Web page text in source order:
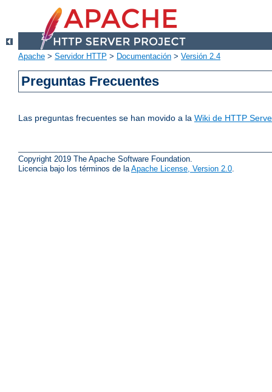
Apache > Servidor HTTP > Documentación > Versión 2.4
Preguntas Frecuentes
Las preguntas frecuentes se han movido a la Wiki de HTTP
Copyright 2019 The Apache Software Foundation.
Licencia bajo los términos de la Apache License, Version 2.0